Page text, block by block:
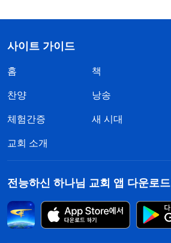
사이트 가이드
홈 책
찬양 낭송
체험간증 새 시대
교회 소개
전능하신 하나님 교회 앱 다운로드